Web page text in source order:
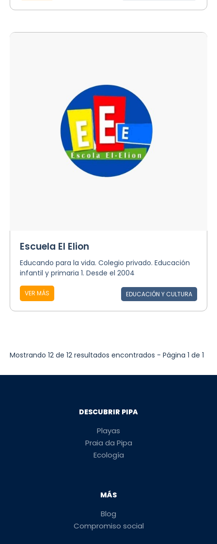
Escuela El Elion
Educando para la vida. Colegio privado. Educación
infantil y primaria 1. Desde el 2004
VER MÁS EDUCACIÓN Y CULTURA
Mostrando 12 de 12 resultados encontrados - Página 1 de 1
DESCUBRIR PIPA
Playas
Praia da Pipa
Ecología
MÁS
Blog
Compromiso social